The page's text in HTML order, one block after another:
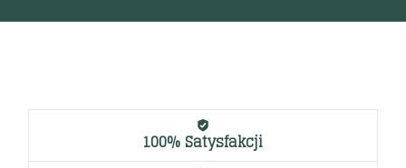
100% Satysfakcji